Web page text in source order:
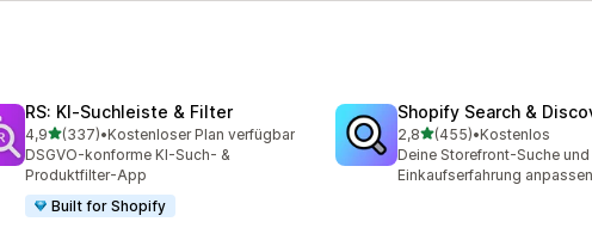
RS: KI‑Suchleiste & Filter
4,9von 5 Sternen
(337)
337 Rezensionen insgesamt
•Kostenloser Plan verfügbar
DSGVO-konforme KI-Such- &
Produktfilter-App
Built for Shopify
Shopify Search &
2,8von 5 Sternen
(455)
455 Rezensionen insgesamt
•Kostenlos
Deine Storefront-Suche und
Einkaufserfahrung anpassen